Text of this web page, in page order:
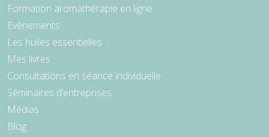
Formation aromathérapie en ligne
Evènements
Les huiles essentielles
Mes livres
Consultations en séance individuelle
Séminaires d’entreprises
Médias
Blog